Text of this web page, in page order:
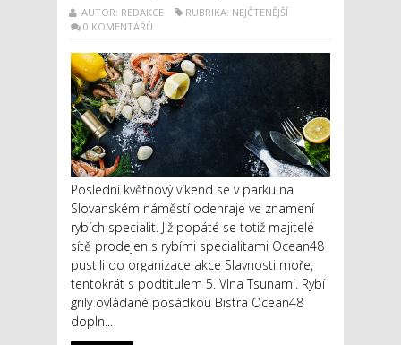
AUTOR: REDAKCE
RUBRIKA: NEJČTENĚJŠÍ
0 KOMENTÁŘŮ
Poslední květnový víkend se v parku na
Slovanském náměstí odehraje ve znamení
rybích specialit. Již popáté se totiž majitelé
sítě prodejen s rybími specialitami Ocean48
pustili do organizace akce Slavnosti moře,
tentokrát s podtitulem 5. Vlna Tsunami. Rybí
grily ovládané posádkou Bistra Ocean48
dopln...